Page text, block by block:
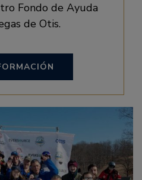
Fondo de Ayuda
de Otis.